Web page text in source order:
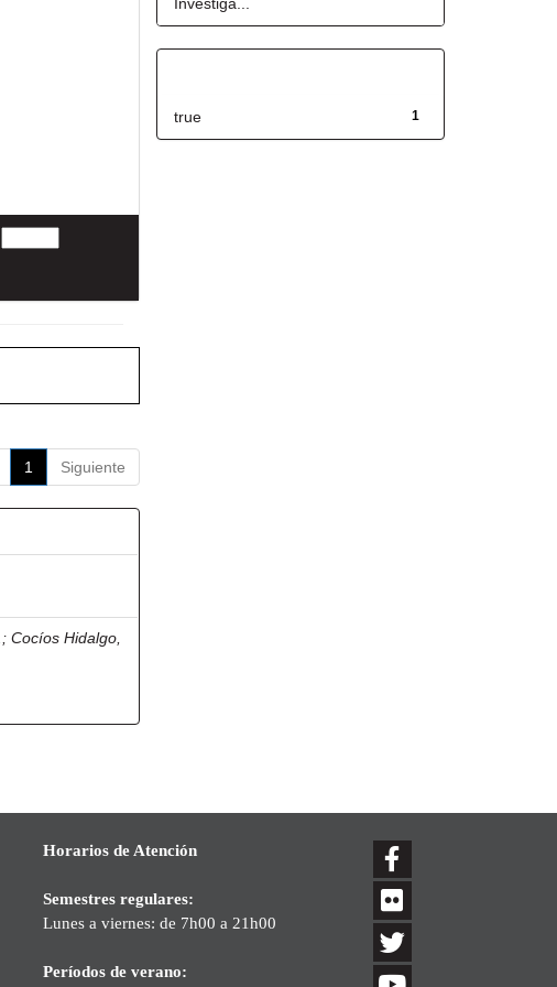
1 Siguiente
;Cocíos Hidalgo,
1
true
Horarios de Atención
Semestres regulares:
Lunes a viernes: de 7h00 a 21h00
Períodos de verano: